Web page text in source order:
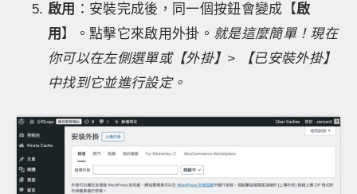
啟用 ：安裝完成後，同一個按鈕會變成【啟
用 】。點擊它來啟用外掛。 就是這麼簡單！現在
你可以在左側選單或【外掛】> 【已安裝外掛】
中找到它並進行設定。